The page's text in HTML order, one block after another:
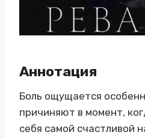
Аннотация
Боль ощущается
причиняют в момент,
себя самой счастливой